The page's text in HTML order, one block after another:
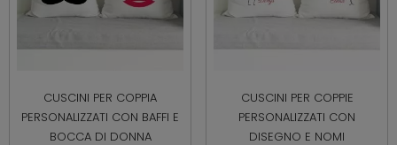
CUSCINI PER COPPIA
PERSONALIZZATI CON BAFFI E
BOCCA DI DONNA
CUSCINI PER COPPIE
PERSONALIZZATI CON
DISEGNO E NOMI